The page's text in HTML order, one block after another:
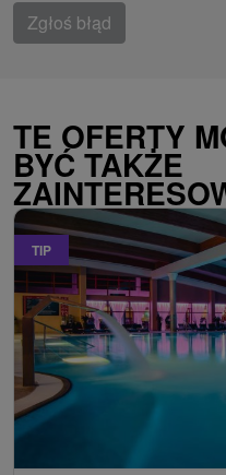
Zgłoś błąd
TE OFERTY
BYĆ TAKŻE
TIP